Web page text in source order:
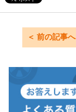
＜ 前の記事へ